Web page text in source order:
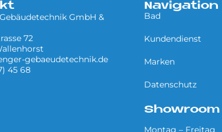
GmbH &
72
gebaeudetechnik.de
45 68
Navigation
Bad
Kundendienst
Marken
Datenschutz
Montag – Freitag